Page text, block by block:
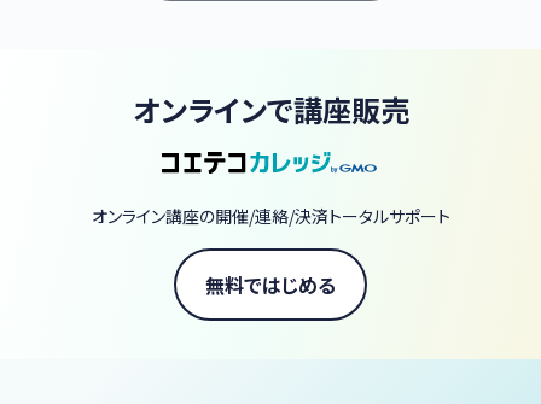
オンラインで講座販売
オンライン講座の開催/連絡/決済トータルサポート
無料ではじめる